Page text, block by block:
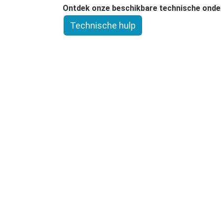
Ontdek onze beschikbare technische
Technische hulp